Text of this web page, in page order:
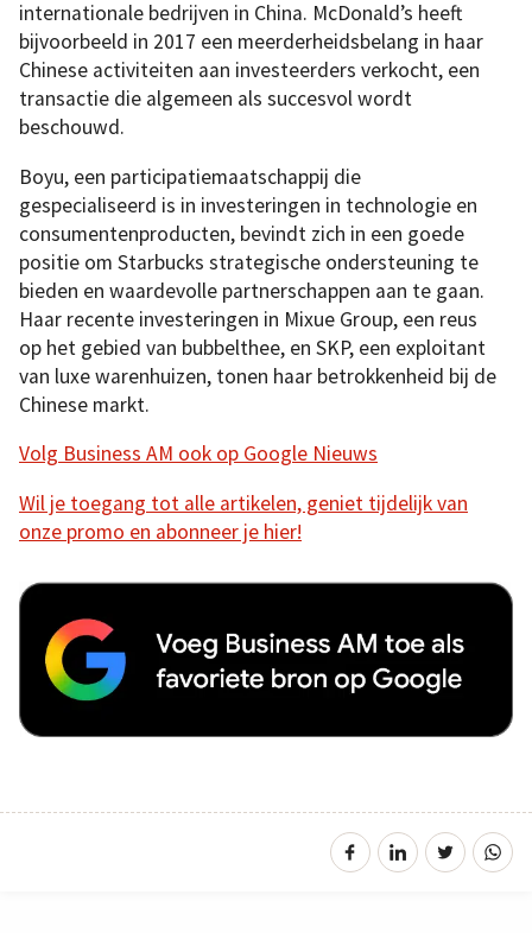
internationale bedrijven in China. McDonald’s heeft
bijvoorbeeld in 2017 een meerderheidsbelang in haar
Chinese activiteiten aan investeerders verkocht, een
transactie die algemeen als succesvol wordt
beschouwd.
Boyu, een participatiemaatschappij die
gespecialiseerd is in investeringen in technologie en
consumentenproducten, bevindt zich in een goede
positie om Starbucks strategische ondersteuning te
bieden en waardevolle partnerschappen aan te gaan.
Haar recente investeringen in Mixue Group, een reus
op het gebied van bubbelthee, en SKP, een exploitant
van luxe warenhuizen, tonen haar betrokkenheid bij de
Chinese markt.
Volg Business AM ook op Google Nieuws
Wil je toegang tot alle artikelen, geniet tijdelijk van
onze promo en abonneer je hier!